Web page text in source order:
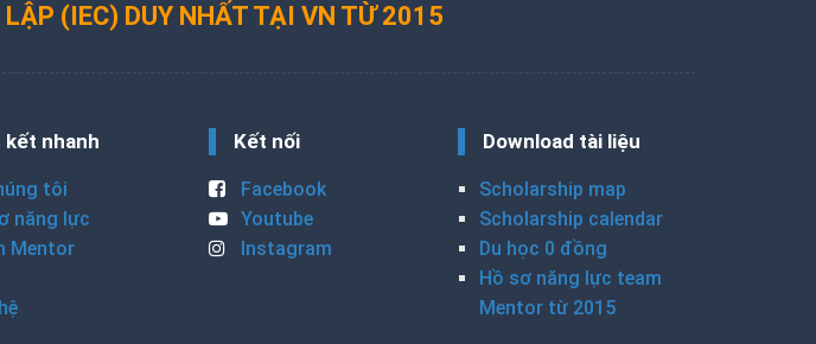
(IEC) DUY NHẤT TẠI VN TỪ 2015
kết nhanh
tôi
năng lực
Mentor
Kết nối
Facebook
Youtube
Instagram
Download tài liệu
Scholarship map
Scholarship calendar
Du học 0 đồng
Hồ sơ năng lực team
Mentor từ 2015